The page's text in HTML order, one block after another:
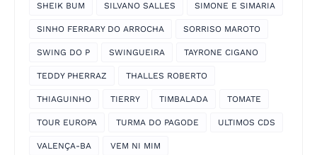
SHEIK BUM SILVANO SALLES SIMONE E SIMARIA
SINHO FERRARY DO ARROCHA SORRISO MAROTO
SWING DO P SWINGUEIRA TAYRONE CIGANO
TEDDY PHERRAZ THALLES ROBERTO
THIAGUINHO TIERRY TIMBALADA TOMATE
TOUR EUROPA TURMA DO PAGODE ULTIMOS CDS
VALENÇA-BA VEM NI MIM